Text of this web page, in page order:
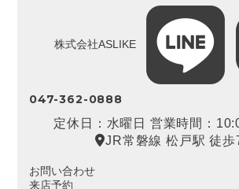
株式会社ASLIKE
047-362-0888
定休日：水曜日 営業時間：
JR常磐線 松戸駅 徒歩
お問い合わせ
来店予約